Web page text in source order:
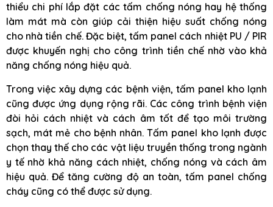
thiểu chi phí lắp đặt các tấm chống nóng hay hệ thống
làm mát mà còn giúp cải thiện hiệu suất chống nóng
cho nhà tiền chế. Đặc biệt, tấm panel cách nhiệt PU / PIR
được khuyến nghị cho công trình tiền chế nhờ vào khả
năng chống nóng hiệu quả.
Trong việc xây dựng các bệnh viện, tấm panel kho lạnh
cũng được ứng dụng rộng rãi. Các công trình bệnh viện
đòi hỏi cách nhiệt và cách âm tốt để tạo môi trường
sạch, mát mẻ cho bệnh nhân. Tấm panel kho lạnh được
chọn thay thế cho các vật liệu truyền thống trong ngành
y tế nhờ khả năng cách nhiệt, chống nóng và cách âm
hiệu quả. Để tăng cường độ an toàn, tấm panel chống
cháy cũng có thể được sử dụng.